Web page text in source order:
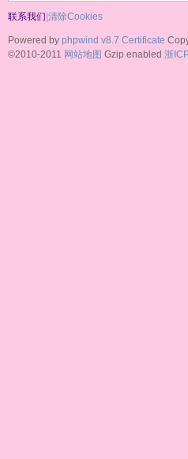
联系我们|清除Cookies
Powered by phpwind v8.7 Certificate
©2010-2011 网站地图 Gzip enabled 浙